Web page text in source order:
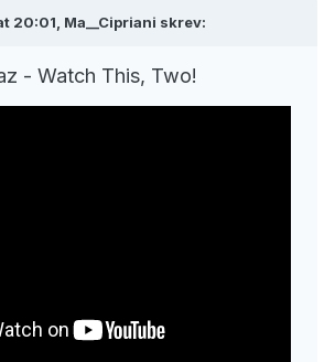
20:01, Ma__Cipriani skrev:
- Watch This, Two!